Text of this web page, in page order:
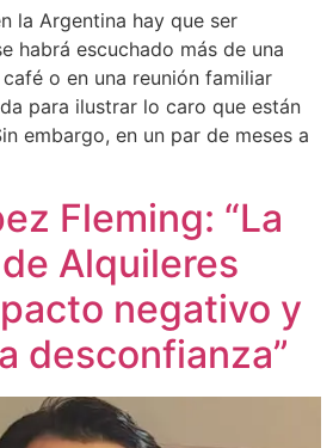
la Argentina hay que ser
habrá escuchado más de una
o en una reunión familiar
para ilustrar lo caro que están
embargo, en un par de meses a
Fleming: “La
Alquileres
negativo y
desconfianza”